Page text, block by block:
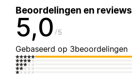
Beoordelingen en reviews
5,0 5
Gebaseerd op 3beoordelingen